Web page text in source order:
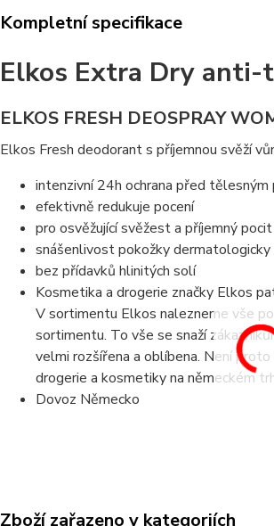
Kompletní specifikace
Elkos Extra Dry
ELKOS FRESH DEOSPRAY
Elkos Fresh deodorant s příjemnou svěží
intenzivní 24h ochrana před tělesným
efektivně redukuje pocení
pro osvěžující svěžest a příjemný
snášenlivost pokožky
bez přídavků hlinitých solí
Kosmetika a drogerie značky Elkos
V sortimentu Elkos nalezneme vše
sortimentu. To vše se snaží
velmi rozšířena a oblíbena. Není
drogerie a kosmetiky na německém
Dovoz Německo
Zboží zařazeno v kategoriích